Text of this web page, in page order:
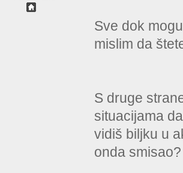
Sve dok
mislim da
S druge
situacijama
vidiš biljku u
onda smisao?